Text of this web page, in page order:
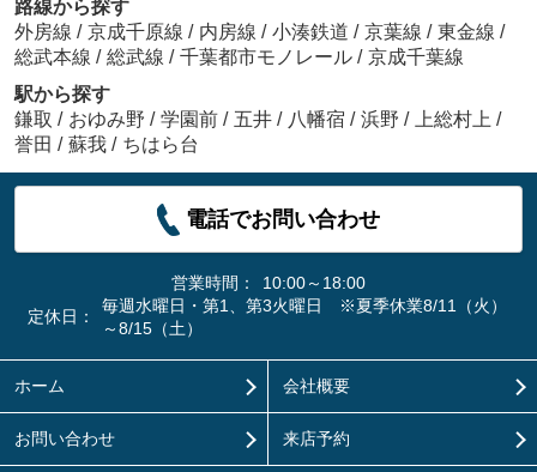
路線から探す
外房線 / 京成千原線 / 内房線 / 小湊鉄道 / 京葉線 / 東金線 /
総武本線 / 総武線 / 千葉都市モノレール / 京成千葉線
駅から探す
鎌取 / おゆみ野 / 学園前 / 五井 / 八幡宿 / 浜野 / 上総村上 /
誉田 / 蘇我 / ちはら台
電話でお問い合わせ
営業時間：
10:00～18:00
定休日：
毎週水曜日・第1、第3火曜日 ※夏季休業8/11（火）
～8/15（土）
ホーム 会社概要
お問い合わせ 来店予約